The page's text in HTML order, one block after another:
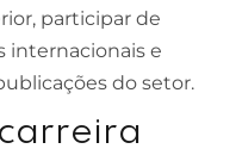
participar de
internacionais e
do setor.